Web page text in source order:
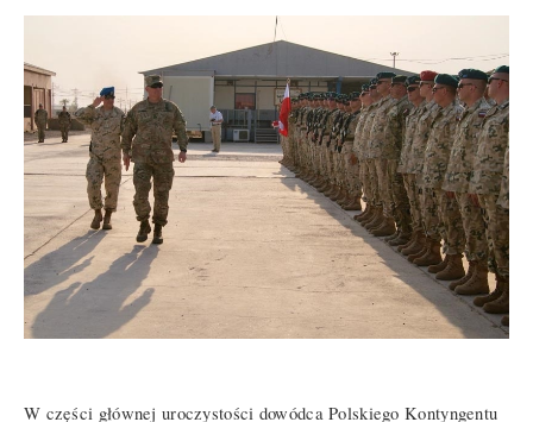
W części głównej uroczystości dowódca Polskiego Kontyngentu